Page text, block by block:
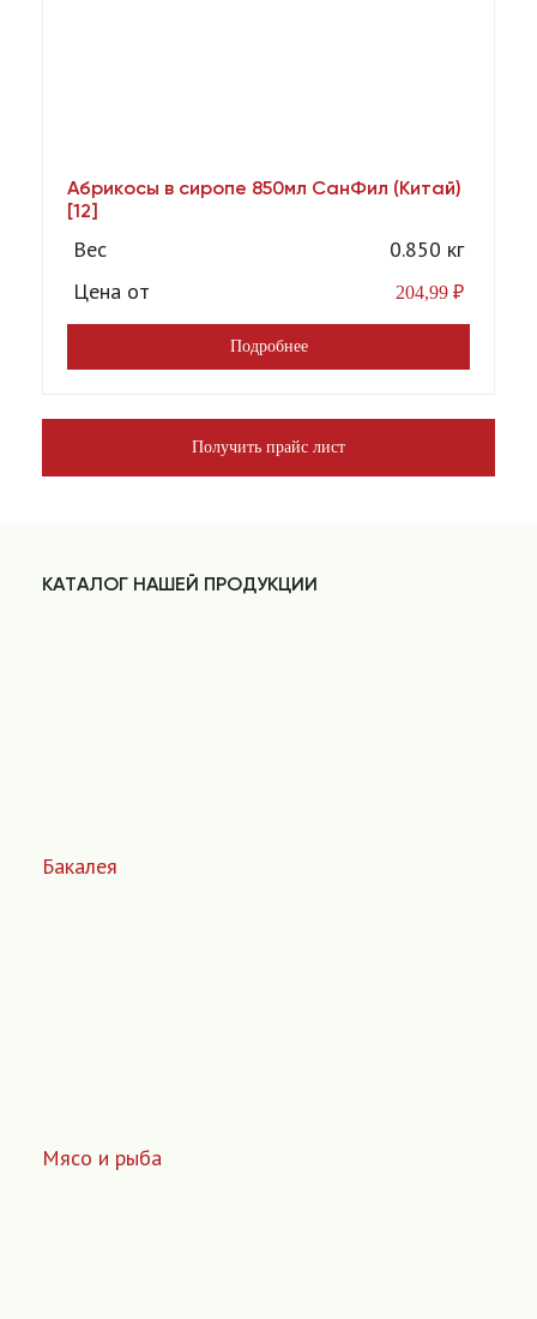
Абрикосы в сиропе 850мл СанФил (Китай)
[12]
Вес
0.850 кг
Цена от
204,99 ₽
Подробнее
Получить прайс лист
КАТАЛОГ НАШЕЙ ПРОДУКЦИИ
Бакалея
Мясо и рыба